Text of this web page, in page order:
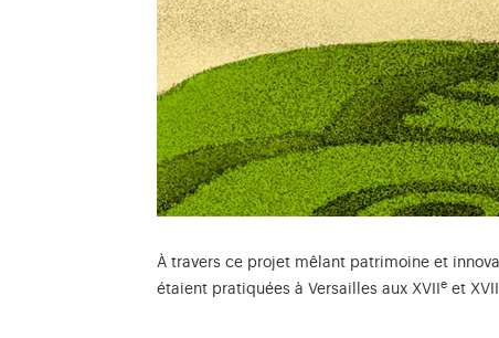
À travers ce projet mêlant patrimoine et
étaient pratiquées à Versailles aux XVII
e et XVIII